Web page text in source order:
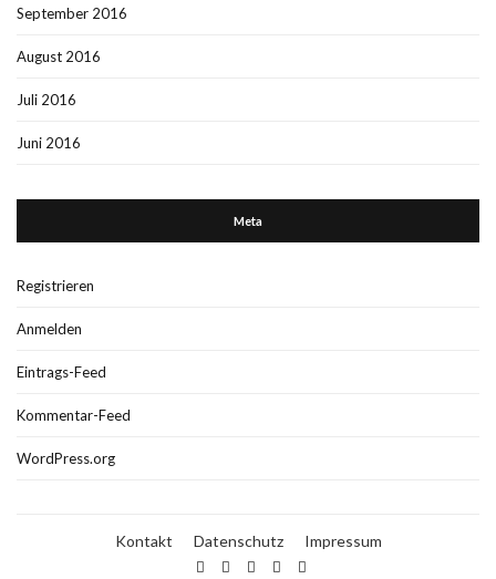
September 2016
August 2016
Juli 2016
Juni 2016
Meta
Registrieren
Anmelden
Eintrags-Feed
Kommentar-Feed
WordPress.org
Kontakt Datenschutz Impressum